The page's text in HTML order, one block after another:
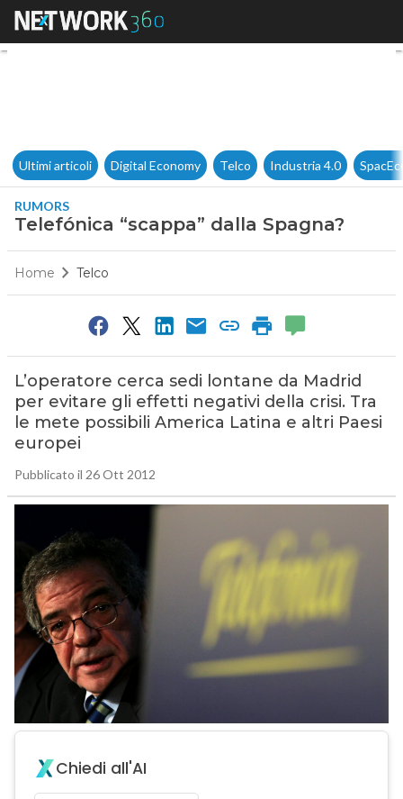
Telefónica “scappa” dalla
Ultimi articoli Digital Economy Telco Industria 4.0
RUMORS
Telefónica “scappa” dalla Spagna?
Home Telco
L’operatore cerca sedi lontane da Madrid
per evitare gli effetti negativi della crisi. Tra
le mete possibili America Latina e altri Paesi
europei
Pubblicato il 26 Ott 2012
Chiedi all'AI